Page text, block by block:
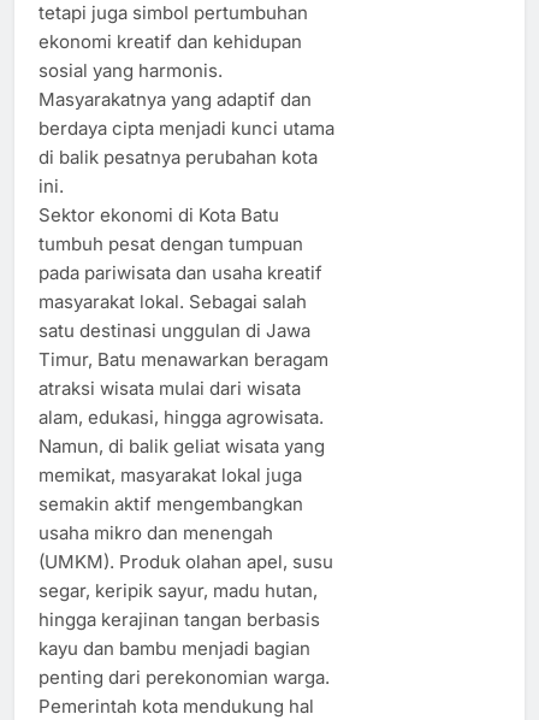
tetapi juga simbol pertumbuhan
ekonomi kreatif dan kehidupan
sosial yang harmonis.
Masyarakatnya yang adaptif dan
berdaya cipta menjadi kunci utama
di balik pesatnya perubahan kota
ini.
Sektor ekonomi di Kota Batu
tumbuh pesat dengan tumpuan
pada pariwisata dan usaha kreatif
masyarakat lokal. Sebagai salah
satu destinasi unggulan di Jawa
Timur, Batu menawarkan beragam
atraksi wisata mulai dari wisata
alam, edukasi, hingga agrowisata.
Namun, di balik geliat wisata yang
memikat, masyarakat lokal juga
semakin aktif mengembangkan
usaha mikro dan menengah
(UMKM). Produk olahan apel, susu
segar, keripik sayur, madu hutan,
hingga kerajinan tangan berbasis
kayu dan bambu menjadi bagian
penting dari perekonomian warga.
Pemerintah kota mendukung hal